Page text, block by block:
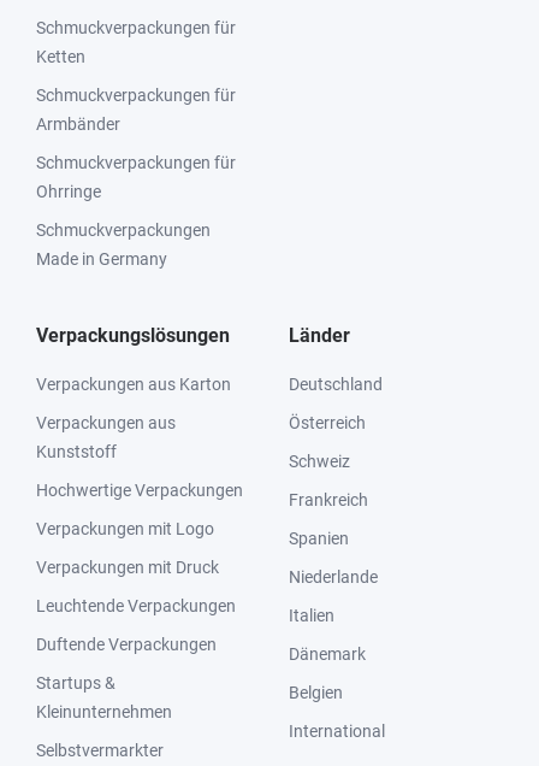
Schmuckverpackungen für
Ketten
Schmuckverpackungen für
Armbänder
Schmuckverpackungen für
Ohrringe
Schmuckverpackungen
Made in Germany
Verpackungslösungen
Verpackungen aus Karton
Verpackungen aus
Kunststoff
Hochwertige Verpackungen
Verpackungen mit Logo
Verpackungen mit Druck
Leuchtende Verpackungen
Duftende Verpackungen
Startups &
Kleinunternehmen
Selbstvermarkter
Länder
Deutschland
Österreich
Schweiz
Frankreich
Spanien
Niederlande
Italien
Dänemark
Belgien
International